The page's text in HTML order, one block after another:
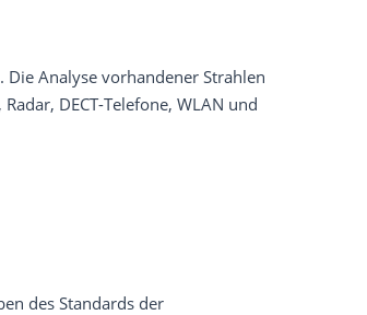
Analyse vorhandener Strahlen
DECT-Telefone, WLAN und
des Standards der